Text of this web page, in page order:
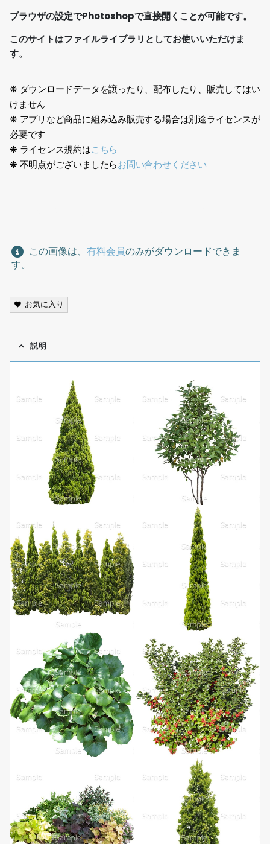
ブラウザの設定でPhotoshopで直接開くことが可能です。
このサイトはファイルライブラリとしてお使いいただけま
す。
❋ ダウンロードデータを譲ったり、配布したり、販売してはい
けません
❋ アプリなど商品に組み込み販売する場合は別途ライセンスが
必要です
❋ ライセンス規約はこちら
❋ 不明点がございましたらお問い合わせください
この画像は、 有料会員のみがダウンロードできま
す。
お気に入り
説明